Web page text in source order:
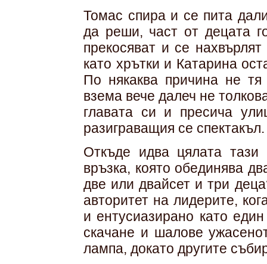
Томас спира и се пита
да реши, част от децата
прекосяват и се
като хрътки и Катарина
По някаква причина не
взема вече далеч не
главата си и пресича
разиграващия се спектакъл.
Откъде идва цялата тази
връзка, която обединява
две или двайсет и три
авторитет на лидерите,
и ентусиазирано като
скачане и шалове
лампа, докато другите